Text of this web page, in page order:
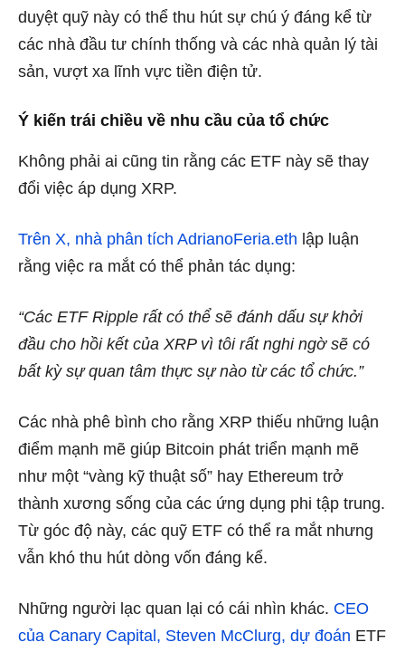
duyệt quỹ này có thể thu hút sự chú ý đáng kể từ
các nhà đầu tư chính thống và các nhà quản lý tài
sản, vượt xa lĩnh vực tiền điện tử.
Ý kiến ​​trái chiều về nhu cầu của tổ chức
Không phải ai cũng tin rằng các ETF này sẽ thay
đổi việc áp dụng XRP.
Trên X, nhà phân tích AdrianoFeria.eth lập luận
rằng việc ra mắt có thể phản tác dụng:
“Các ETF Ripple rất có thể sẽ đánh dấu sự khởi
đầu cho hồi kết của XRP vì tôi rất nghi ngờ sẽ có
bất kỳ sự quan tâm thực sự nào từ các tổ chức.”
Các nhà phê bình cho rằng XRP thiếu những luận
điểm mạnh mẽ giúp Bitcoin phát triển mạnh mẽ
như một “vàng kỹ thuật số” hay Ethereum trở
thành xương sống của các ứng dụng phi tập trung.
Từ góc độ này, các quỹ ETF có thể ra mắt nhưng
vẫn khó thu hút dòng vốn đáng kể.
Những người lạc quan lại có cái nhìn khác. CEO
của Canary Capital, Steven McClurg, dự đoán ETF